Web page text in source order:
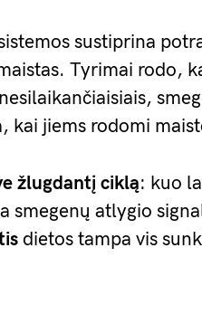
sustiprina
Tyrimai rodo,
kai jiems rodomi
žlugdantį ciklą: kuo
atlygio
dietos tampa vis